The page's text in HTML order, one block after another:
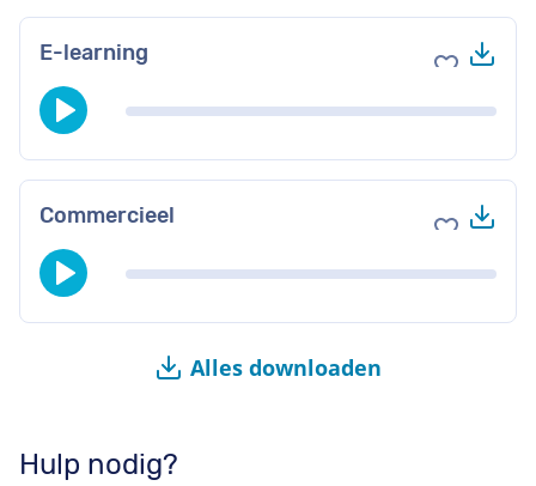
E-learning Voeg toe
Commercieel Voeg toe
Alles downloaden
Hulp nodig?